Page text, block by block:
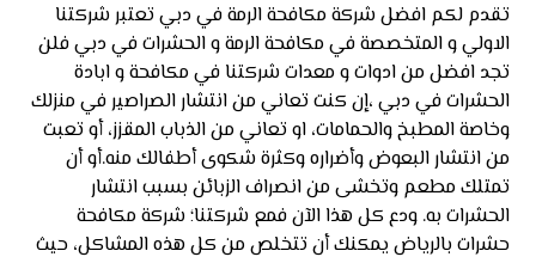
تقدم لكم افضل شركة مكافحة الرمة في دبي تعتبر شركتنا
الاولي و المتخصصة في مكافحة الرمة و الحشرات في دبي فلن
تجد افضل من ادوات و معدات شركتنا في مكافحة و ابادة
الحشرات في دبي ،إن كنت تعاني من انتشار الصراصير في منزلك
وخاصة المطبخ والحمامات، او تعاني من الذباب المقزز، أو تعبت
من انتشار البعوض وأضراره وكثرة شكوى أطفالك منه.أو أن
تمتلك مطعم وتخشى من انصراف الزبائن بسبب انتشار
الحشرات به. ودع كل هذا الآن فمع شركتنا؛ شركة مكافحة
حشرات بالرياض يمكنك أن تتخلص من كل هذه المشاكل، حيث